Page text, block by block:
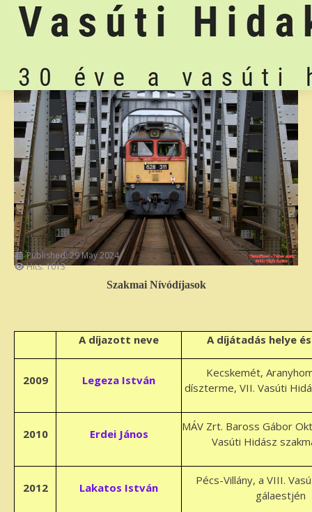
Published: 29 May 2024
Hits: 1013
Szakmai Nívódíjasok
A díjazott neve A díjátadás helye
2009 Legeza István
Kecskemét,
díszterme, VII. Vasúti
2010 Erdei János
MÁV Zrt. Baross Gábor
Vasúti Hidász
2012 Lakatos István
Pécs-Villány, a VIII.
gálaestjén